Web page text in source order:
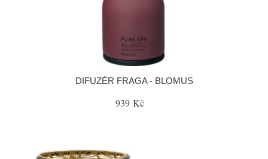
DIFUZÉR FRAGA - BLOMUS
939 Kč